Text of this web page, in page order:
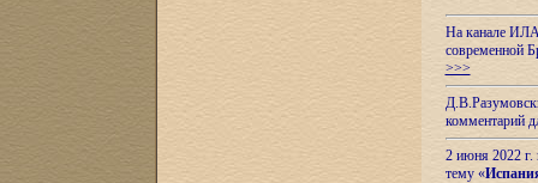
На канале ИЛА
современной
>>>
комментарий
2 июня 2022 г.
тему «